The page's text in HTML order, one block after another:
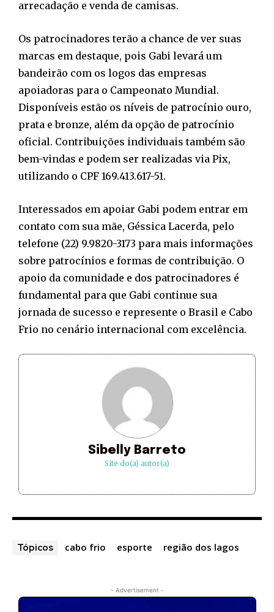
arrecadação e venda de camisas.
Os patrocinadores terão a chance de ver suas
marcas em destaque, pois Gabi levará um
bandeirão com os logos das empresas
apoiadoras para o Campeonato Mundial.
Disponíveis estão os níveis de patrocínio ouro,
prata e bronze, além da opção de patrocínio
oficial. Contribuições individuais também são
bem-vindas e podem ser realizadas via Pix,
utilizando o CPF 169.413.617-51.
Interessados em apoiar Gabi podem entrar em
contato com sua mãe, Géssica Lacerda, pelo
telefone (22) 9.9820-3173 para mais informações
sobre patrocínios e formas de contribuição. O
apoio da comunidade e dos patrocinadores é
fundamental para que Gabi continue sua
jornada de sucesso e represente o Brasil e Cabo
Frio no cenário internacional com excelência.
Sibelly Barreto
Site do(a) autor(a)
Tópicos cabo frio esporte região dos lagos
- Advertisement -